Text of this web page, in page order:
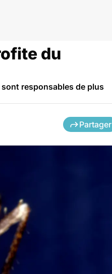
du
responsables de plus
Partager